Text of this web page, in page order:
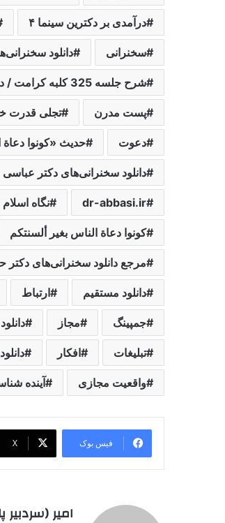
درآمدی بر دکترین سینما ۴
سخنرانی دانلود
شرح جلسه 325 کلبه کرامت / درآمدی بر دکترین سینما 4
پست مدرن تجلی قدرت
دعوت حدیث «کونوا دعاة
دانلود سخنرانی‌های دکتر عباسی
dr-abbasi.ir نگاه اسلام
کونوا دعاة الناس بغیر ألسنتکم
مرجع دانلود سخنرانی‌های
دانلود مستقیم ارتباط
جمپینگ مجاز
تبلیغات افکار
واقعیت مجازی آینده
فیس بوک X
امیر (سردبیر